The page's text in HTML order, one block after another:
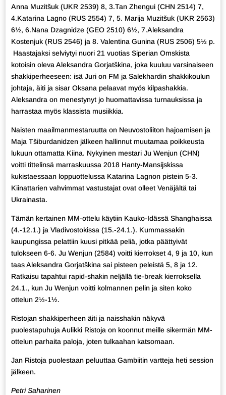
Anna Muzitšuk (UKR 2539) 8, 3.Tan Zhengui (CHN 2514) 7,
4.Katarina Lagno (RUS 2554) 7, 5. Marija Muzitšuk (UKR 2563)
6½, 6.Nana Dzagnidze (GEO 2510) 6½, 7.Aleksandra
Kostenjuk (RUS 2546) ja 8. Valentina Gunina (RUS 2506) 5½ p.
Haastajaksi selviytyi nuori 21 vuotias Siperian Omskista
kotoisin oleva Aleksandra Gorjatškina, joka kuuluu varsinaiseen
shakkiperheeseen: isä Juri on FM ja Salekhardin shakkikoulun
johtaja, äiti ja sisar Oksana pelaavat myös kilpashakkia.
Aleksandra on menestynyt jo huomattavissa turnauksissa ja
harrastaa myös klassista musiikkia.
Naisten maailmanmestaruutta on Neuvostoliiton hajoamisen ja
Maja Tšiburdanidzen jälkeen hallinnut muutamaa poikkeusta
lukuun ottamatta Kiina. Nykyinen mestari Ju Wenjun (CHN)
voitti tittelinsä marraskuussa 2018 Hanty-Mansijskissa
kukistaessaan loppuottelussa Katarina Lagnon pistein 5-3.
Kiinattarien vahvimmat vastustajat ovat olleet Venäjältä tai
Ukrainasta.
Tämän kertainen MM-ottelu käytiin Kauko-Idässä Shanghaissa
(4.-12.1.) ja Vladivostokissa (15.-24.1.). Kummassakin
kaupungissa pelattiin kuusi pitkää peliä, jotka päättyivät
tulokseen 6-6. Ju Wenjun (2584) voitti kierrokset 4, 9 ja 10, kun
taas Aleksandra Gorjatškina sai pisteen peleistä 5, 8 ja 12.
Ratkaisu tapahtui rapid-shakin neljällä tie-break kierroksella
24.1., kun Ju Wenjun voitti kolmannen pelin ja siten koko
ottelun 2½-1½.
Ristojan shakkiperheen äiti ja naisshakin näkyvä
puolestapuhuja Aulikki Ristoja on koonnut meille sikermän MM-
ottelun parhaita paloja, joten tulkaahan katsomaan.
Jan Ristoja puolestaan peluuttaa Gambiitin vartteja heti session
jälkeen.
Petri Saharinen